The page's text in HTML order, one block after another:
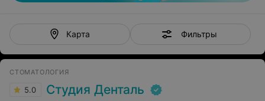
Карта Фильтры
СТОМАТОЛОГИЯ
5.0 Студия Денталь